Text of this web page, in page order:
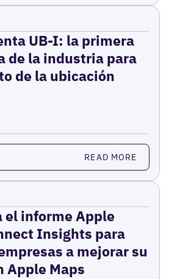
UB-I: la primera
de la industria para
de la ubicación
READ MORE
el informe Apple
Insights para
a mejorar su
Apple Maps